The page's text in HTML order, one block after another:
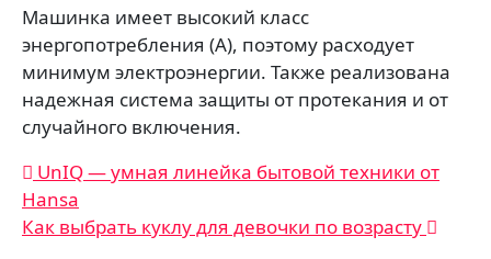
Машинка имеет высокий класс
энергопотребления (А), поэтому расходует
минимум электроэнергии. Также реализована
надежная система защиты от протекания и от
случайного включения.
Навигация
по
записям
UnIQ — умная линейка бытовой техники от
Hansa
Как выбрать куклу для девочки по возрасту